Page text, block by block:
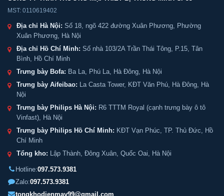
MST: 0110619402
Địa chỉ Hà Nội: Số 18, ngõ 422 đường Xuân Phương, Phường
Xuân Phương, Hà Nội
Địa chỉ Hồ Chí Minh: Số nhà 103/2A Trần Thái Tông, P.15, Tân
Bình, Hồ Chí Minh
Trưng bày Bofa: Ba La, Phú La, Hà Đông, Hà Nội
Trưng bày Aifeibao: La Casta Tower, KĐT Văn Phú, Hà Đông, Hà
Nội
Trưng bày Philips Hà Nội: R6 TTTM Royal (cạnh trưng bày ô tô
Vinfast), Hà Nội
Trưng bày Philips Hồ Chí Minh: KĐT Vạn Phúc, TP. Thủ Đức, Hồ
Chí Minh
Tổng kho: Lập Thành, Đông Xuân, Quốc Oai, Hà Nội
Hotline:097.573.9381
Zalo:097.573.9381
tongkhodienmay99@gmail.com